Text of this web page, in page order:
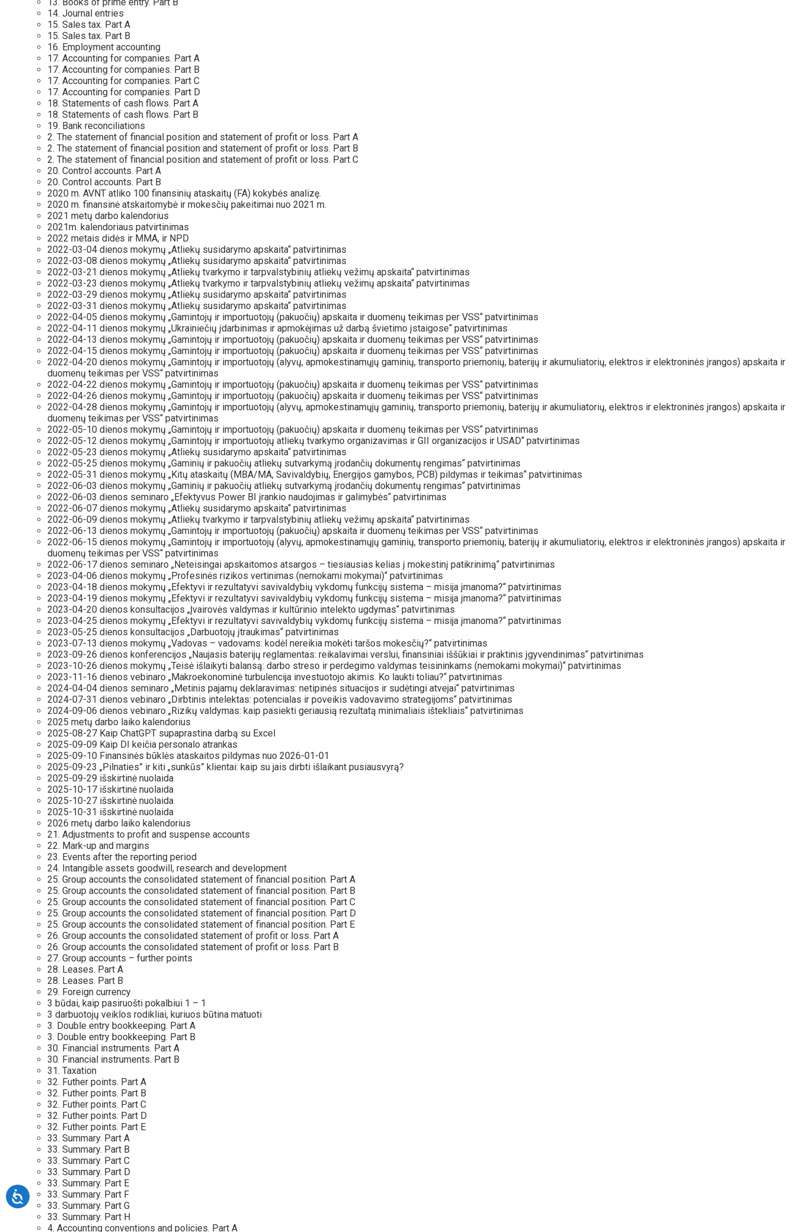
13. Books of prime entry. Part B
14. Journal entries
15. Sales tax. Part A
15. Sales tax. Part B
16. Employment accounting
17. Accounting for companies. Part A
17. Accounting for companies. Part B
17. Accounting for companies. Part C
17. Accounting for companies. Part D
18. Statements of cash flows. Part A
18. Statements of cash flows. Part B
19. Bank reconciliations
2. The statement of financial position and statement of profit or loss. Part A
2. The statement of financial position and statement of profit or loss. Part B
2. The statement of financial position and statement of profit or loss. Part C
20. Control accounts. Part A
20. Control accounts. Part B
2020 m. AVNT atliko 100 finansinių ataskaitų (FA) kokybės analizę.
2020 m. finansinė atskaitomybė ir mokesčių pakeitimai nuo 2021 m.
2021 metų darbo kalendorius
2021m. kalendoriaus patvirtinimas
2022 metais didės ir MMA, ir NPD
2022-03-04 dienos mokymų „Atliekų susidarymo apskaita“ patvirtinimas
2022-03-08 dienos mokymų „Atliekų susidarymo apskaita“ patvirtinimas
2022-03-21 dienos mokymų „Atliekų tvarkymo ir tarpvalstybinių atliekų vežimų apskaita“ patvirtinimas
2022-03-23 dienos mokymų „Atliekų tvarkymo ir tarpvalstybinių atliekų vežimų apskaita“ patvirtinimas
2022-03-29 dienos mokymų „Atliekų susidarymo apskaita“ patvirtinimas
2022-03-31 dienos mokymų „Atliekų susidarymo apskaita“ patvirtinimas
2022-04-05 dienos mokymų „Gamintojų ir importuotojų (pakuočių) apskaita ir duomenų teikimas per VSS“ patvirtinimas
2022-04-11 dienos mokymų „Ukrainiečių įdarbinimas ir apmokėjimas už darbą švietimo įstaigose“ patvirtinimas
2022-04-13 dienos mokymų „Gamintojų ir importuotojų (pakuočių) apskaita ir duomenų teikimas per VSS“ patvirtinimas
2022-04-15 dienos mokymų „Gamintojų ir importuotojų (pakuočių) apskaita ir duomenų teikimas per VSS“ patvirtinimas
2022-04-20 dienos mokymų „Gamintojų ir importuotojų (alyvų, apmokestinamųjų gaminių, transporto priemonių, baterijų ir akumuliatorių, elektros ir elektroninės įrangos) apskaita ir
duomenų teikimas per VSS“ patvirtinimas
2022-04-22 dienos mokymų „Gamintojų ir importuotojų (pakuočių) apskaita ir duomenų teikimas per VSS“ patvirtinimas
2022-04-26 dienos mokymų „Gamintojų ir importuotojų (pakuočių) apskaita ir duomenų teikimas per VSS“ patvirtinimas
2022-04-28 dienos mokymų „Gamintojų ir importuotojų (alyvų, apmokestinamųjų gaminių, transporto priemonių, baterijų ir akumuliatorių, elektros ir elektroninės įrangos) apskaita ir
duomenų teikimas per VSS“ patvirtinimas
2022-05-10 dienos mokymų „Gamintojų ir importuotojų (pakuočių) apskaita ir duomenų teikimas per VSS“ patvirtinimas
2022-05-12 dienos mokymų „Gamintojų ir importuotojų atliekų tvarkymo organizavimas ir GII organizacijos ir USAD“ patvirtinimas
2022-05-23 dienos mokymų „Atliekų susidarymo apskaita“ patvirtinimas
2022-05-25 dienos mokymų „Gaminių ir pakuočių atliekų sutvarkymą įrodančių dokumentų rengimas“ patvirtinimas
2022-05-31 dienos mokymų „Kitų ataskaitų (MBA/MA, Savivaldybių, Energijos gamybos, PCB) pildymas ir teikimas“ patvirtinimas
2022-06-03 dienos mokymų „Gaminių ir pakuočių atliekų sutvarkymą įrodančių dokumentų rengimas“ patvirtinimas
2022-06-03 dienos seminaro „Efektyvus Power BI įrankio naudojimas ir galimybės“ patvirtinimas
2022-06-07 dienos mokymų „Atliekų susidarymo apskaita“ patvirtinimas
2022-06-09 dienos mokymų „Atliekų tvarkymo ir tarpvalstybinių atliekų vežimų apskaita“ patvirtinimas
2022-06-13 dienos mokymų „Gamintojų ir importuotojų (pakuočių) apskaita ir duomenų teikimas per VSS“ patvirtinimas
2022-06-15 dienos mokymų „Gamintojų ir importuotojų (alyvų, apmokestinamųjų gaminių, transporto priemonių, baterijų ir akumuliatorių, elektros ir elektroninės įrangos) apskaita ir
duomenų teikimas per VSS“ patvirtinimas
2022-06-17 dienos seminaro „Neteisingai apskaitomos atsargos – tiesiausias kelias į mokestinį patikrinimą“ patvirtinimas
2023-04-06 dienos mokymų „Profesinės rizikos vertinimas (nemokami mokymai)“ patvirtinimas
2023-04-18 dienos mokymų „Efektyvi ir rezultatyvi savivaldybių vykdomų funkcijų sistema – misija įmanoma?“ patvirtinimas
2023-04-19 dienos mokymų „Efektyvi ir rezultatyvi savivaldybių vykdomų funkcijų sistema – misija įmanoma?“ patvirtinimas
2023-04-20 dienos konsultacijos „Įvairovės valdymas ir kultūrinio intelekto ugdymas“ patvirtinimas
2023-04-25 dienos mokymų „Efektyvi ir rezultatyvi savivaldybių vykdomų funkcijų sistema – misija įmanoma?“ patvirtinimas
2023-05-25 dienos konsultacijos „Darbuotojų įtraukimas“ patvirtinimas
2023-07-13 dienos mokymų „Vadovas – vadovams: kodėl nereikia mokėti taršos mokesčių?“ patvirtinimas
2023-09-26 dienos konferencijos „Naujasis baterijų reglamentas: reikalavimai verslui, finansiniai iššūkiai ir praktinis įgyvendinimas“ patvirtinimas
2023-10-26 dienos mokymų „Teisė išlaikyti balansą: darbo streso ir perdegimo valdymas teisininkams (nemokami mokymai)“ patvirtinimas
2023-11-16 dienos vebinaro „Makroekonominė turbulencija investuotojo akimis. Ko laukti toliau?“ patvirtinimas
2024-04-04 dienos seminaro „Metinis pajamų deklaravimas: netipinės situacijos ir sudėtingi atvejai“ patvirtinimas
2024-07-31 dienos vebinaro „Dirbtinis intelektas: potencialas ir poveikis vadovavimo strategijoms“ patvirtinimas
2024-09-06 dienos vebinaro „Rizikų valdymas: kaip pasiekti geriausią rezultatą minimaliais ištekliais“ patvirtinimas
2025 metų darbo laiko kalendorius
2025-08-27 Kaip ChatGPT supaprastina darbą su Excel
2025-09-09 Kaip DI keičia personalo atrankas
2025-09-10 Finansinės būklės ataskaitos pildymas nuo 2026-01-01
2025-09-23 „Pilnaties” ir kiti „sunkūs” klientai: kaip su jais dirbti išlaikant pusiausvyrą?
2025-09-29 išskirtinė nuolaida
2025-10-17 išskirtinė nuolaida
2025-10-27 išskirtinė nuolaida
2025-10-31 išskirtinė nuolaida
2026 metų darbo laiko kalendorius
21. Adjustments to profit and suspense accounts
22. Mark-up and margins
23. Events after the reporting period
24. Intangible assets goodwill, research and development
25. Group accounts the consolidated statement of financial position. Part A
25. Group accounts the consolidated statement of financial position. Part B
25. Group accounts the consolidated statement of financial position. Part C
25. Group accounts the consolidated statement of financial position. Part D
25. Group accounts the consolidated statement of financial position. Part E
26. Group accounts the consolidated statement of profit or loss. Part A
26. Group accounts the consolidated statement of profit or loss. Part B
27. Group accounts – further points
28. Leases. Part A
28. Leases. Part B
29. Foreign currency
3 būdai, kaip pasiruošti pokalbiui 1 – 1
3 darbuotojų veiklos rodikliai, kuriuos būtina matuoti
3. Double entry bookkeeping. Part A
3. Double entry bookkeeping. Part B
30. Financial instruments. Part A
30. Financial instruments. Part B
31. Taxation
32. Futher points. Part A
32. Futher points. Part B
32. Futher points. Part C
32. Futher points. Part D
32. Futher points. Part E
33. Summary. Part A
33. Summary. Part B
33. Summary. Part C
33. Summary. Part D
33. Summary. Part E
33. Summary. Part F
33. Summary. Part G
33. Summary. Part H
4. Accounting conventions and policies. Part A